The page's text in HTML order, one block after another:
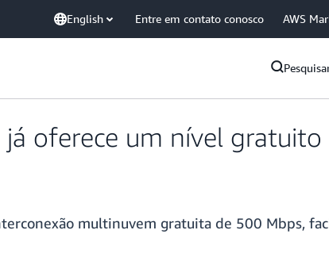
English Entre em contato conosco AWS
oferece um nível
multinuvem gratuita de 500 Mbps,